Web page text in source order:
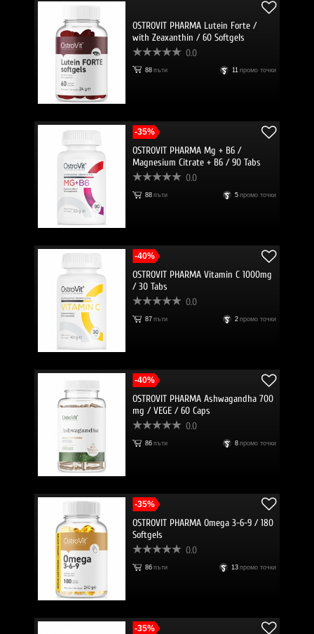
OSTROVIT PHARMA Lutein Forte /
with Zeaxanthin / 60 Softgels
0.0
88 пъти 11 промо точки
-35%
OSTROVIT PHARMA Mg + B6 /
Magnesium Citrate + B6 / 90 Tabs
0.0
88 пъти 5 промо точки
-40%
OSTROVIT PHARMA Vitamin C 1000mg
/ 30 Tabs
0.0
87 пъти 2 промо точки
-40%
OSTROVIT PHARMA Ashwagandha 700
mg / VEGE / 60 Caps
0.0
86 пъти 8 промо точки
-35%
OSTROVIT PHARMA Omega 3-6-9 / 180
Softgels
0.0
86 пъти 13 промо точки
-35%